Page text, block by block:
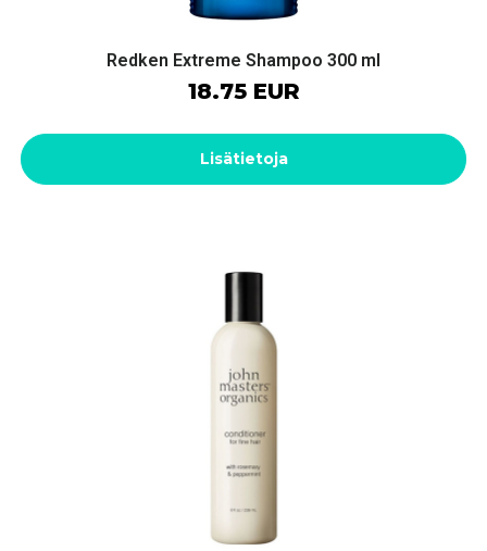
Redken Extreme Shampoo 300 ml
18.75 EUR
Lisätietoja